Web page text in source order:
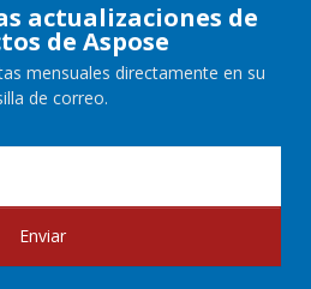
actualizaciones de
de Aspose
mensuales directamente en su
de correo.
Enviar